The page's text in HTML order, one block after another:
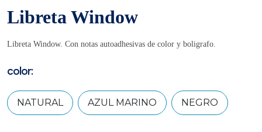
Libreta Window
Libreta Window. Con notas autoadhesivas de color y boligrafo.
color:
NATURAL AZUL MARINO NEGRO